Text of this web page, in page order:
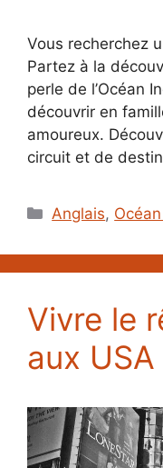
Vous recherchez
Partez à la
perle de l’Océan
découvrir en
amoureux.
circuit et de
Catégories
Anglais,
Vivre le
aux USA